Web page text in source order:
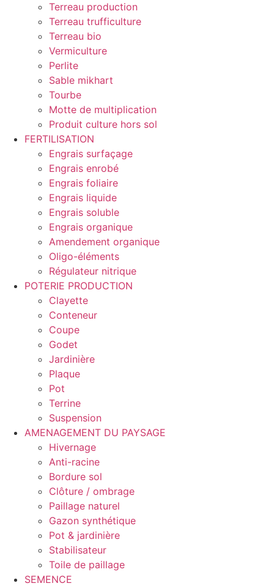
Terreau production
Terreau trufficulture
Terreau bio
Vermiculture
Perlite
Sable mikhart
Tourbe
Motte de multiplication
Produit culture hors sol
FERTILISATION
Engrais surfaçage
Engrais enrobé
Engrais foliaire
Engrais liquide
Engrais soluble
Engrais organique
Amendement organique
Oligo-éléments
Régulateur nitrique
POTERIE PRODUCTION
Clayette
Conteneur
Coupe
Godet
Jardinière
Plaque
Pot
Terrine
Suspension
AMENAGEMENT DU PAYSAGE
Hivernage
Anti-racine
Bordure sol
Clôture / ombrage
Paillage naturel
Gazon synthétique
Pot & jardinière
Stabilisateur
Toile de paillage
SEMENCE